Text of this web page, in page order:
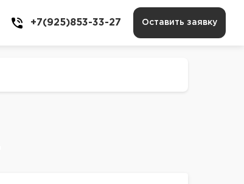
+7(925)853-33-27 Оставить заявку